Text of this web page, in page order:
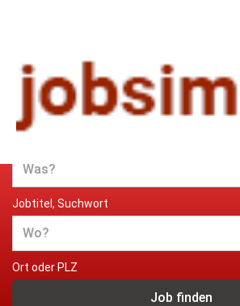
Jobs und Stellenangebote im
Handwerk
Jobtitel, Suchwort
Ort oder PLZ